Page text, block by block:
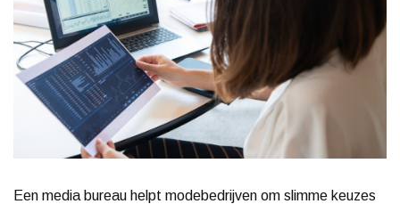
Een media bureau helpt modebedrijven om slimme keuzes